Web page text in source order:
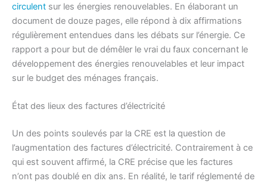
circulent sur les énergies renouvelables. En élaborant un
document de douze pages, elle répond à dix affirmations
régulièrement entendues dans les débats sur l’énergie. Ce
rapport a pour but de démêler le vrai du faux concernant le
développement des énergies renouvelables et leur impact
sur le budget des ménages français.
État des lieux des factures d’électricité
Un des points soulevés par la CRE est la question de
l’augmentation des factures d’électricité. Contrairement à ce
qui est souvent affirmé, la CRE précise que les factures
n’ont pas doublé en dix ans. En réalité, le tarif réglementé de